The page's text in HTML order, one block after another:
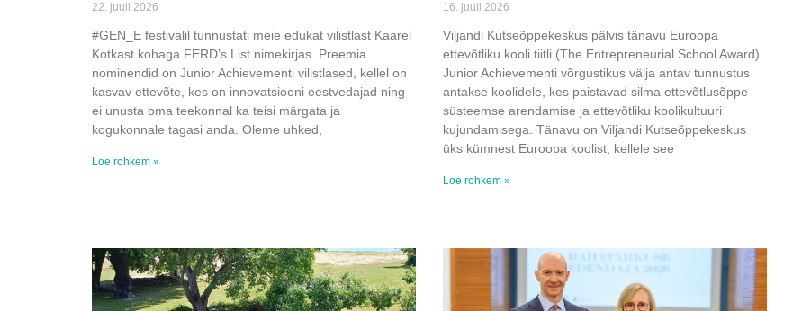
22. juuli 2026
#GEN_E festivalil tunnustati meie edukat vilistlast Kaarel
Kotkast kohaga FERD’s List nimekirjas. Preemia
nominendid on Junior Achievementi vilistlased, kellel on
kasvav ettevõte, kes on innovatsiooni eestvedajad ning
ei unusta oma teekonnal ka teisi märgata ja
kogukonnale tagasi anda. Oleme uhked,
Loe rohkem »
16. juuli 2026
Viljandi Kutseõppekeskus pälvis tänavu Euroopa
ettevõtliku kooli tiitli (The Entrepreneurial School Award).
Junior Achievementi võrgustikus välja antav tunnustus
antakse koolidele, kes paistavad silma ettevõtlusõppe
süsteemse arendamise ja ettevõtliku koolikultuuri
kujundamisega. Tänavu on Viljandi Kutseõppekeskus
üks kümnest Euroopa koolist, kellele see
Loe rohkem »